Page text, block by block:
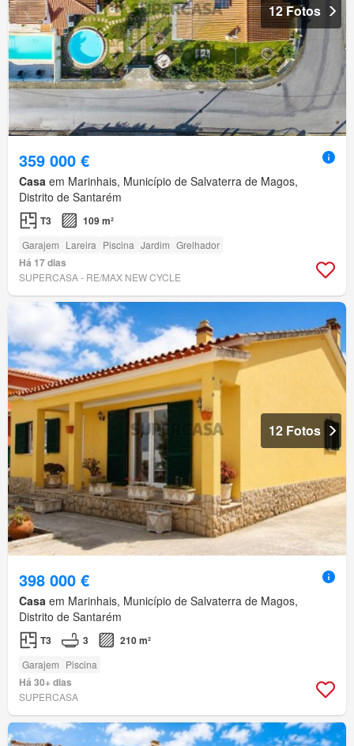
12 Fotos
359 000 €
Casa em Marinhais, Município de Salvaterra de Magos,
Distrito de Santarém
T3 109 m²
Garajem Lareira Piscina Jardim Grelhador
Há 17 dias
SUPERCASA - RE/MAX NEW CYCLE
12 Fotos
398 000 €
Casa em Marinhais, Município de Salvaterra de Magos,
Distrito de Santarém
T3 3 210 m²
Garajem Piscina
Há 30+ dias
SUPERCASA